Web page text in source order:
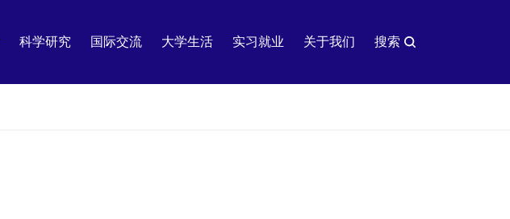
科学研究 国际交流 大学生活 实习就业 关于我们 搜索